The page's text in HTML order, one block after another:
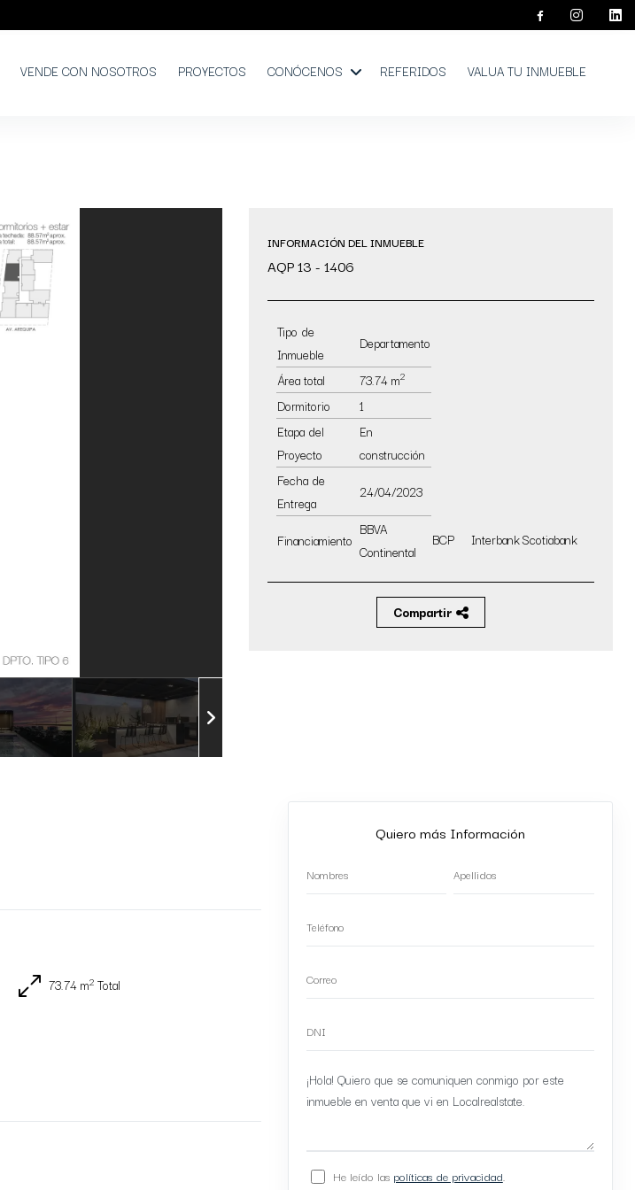
VENDE CON NOSOTROS PROYECTOS CONÓCENOS REFERIDOS VALUA TU INMUEBLE
INFORMACIÓN DEL INMUEBLE
AQP 13 - 1406
Tipo de
Inmueble
Departamento
Área total
73.74 m2
Dormitorio
1
Etapa del
Proyecto
En
construcción
Fecha de
Entrega
24/04/2023
Financiamiento
BBVA
Continental
BCP InterbankScotiabank
Compartir
73.74 m2Total
Quiero más Información
He leído las políticas de privacidad.